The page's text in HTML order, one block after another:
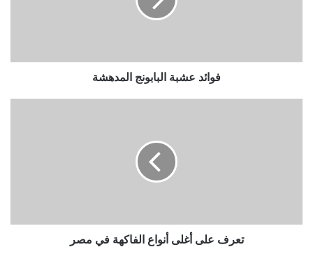
فوائد عشبة البابونج المدهشة
تعرف على أغلى أنواع الفاكهة في مصر